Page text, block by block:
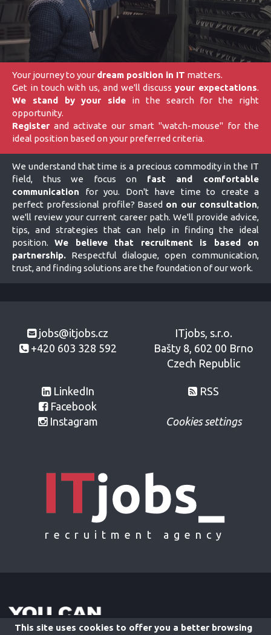
Your journey to your dream position in IT matters.
Get in touch with us, and we'll discussyour expectations.
We stand by your side in the search for the right
opportunity.
Register and activate our smart "watch-mouse" for the
ideal position based on your preferred criteria.
We understand that time is a precious commodity in the IT
field, thus we focus on fast and comfortable
communication for you. Don't have time to create a
perfect professional profile? Based on our consultation,
we'll review your current career path. We'll provide advice,
tips, and strategies that can help in finding the ideal
position.We believe that recruitment is based on
partnership. Respectful dialogue, open communication,
trust, and finding solutions are the foundation of our work.
jobs@itjobs.cz
+420 603 328 592
LinkedIn
Facebook
Instagram
ITjobs, s.r.o.
Bašty 8, 602 00 Brno
Czech Republic
RSS
Cookies settings
recruitment agency
This site uses cookies to offer you a better browsing